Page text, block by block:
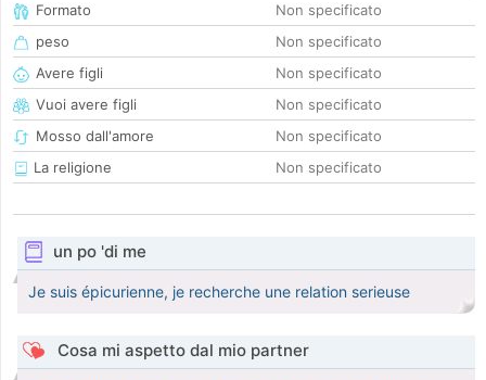
Formato
Non specificato
peso
Non specificato
Avere figli
Non specificato
Vuoi avere figli
Non specificato
Mosso dall'amore
Non specificato
La religione
Non specificato
un po 'di me
Je suis épicurienne, je recherche une relation serieuse
Cosa mi aspetto dal mio partner